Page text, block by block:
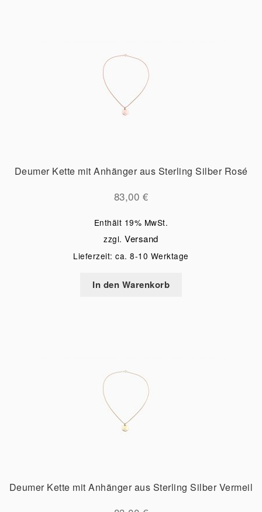
Deumer Kette mit Anhänger aus Sterling Silber Rosé
83,00 €
Enthält 19% MwSt.
zzgl.Versand
Lieferzeit: ca. 8-10 Werktage
In den Warenkorb
Deumer Kette mit Anhänger aus Sterling Silber Vermeil